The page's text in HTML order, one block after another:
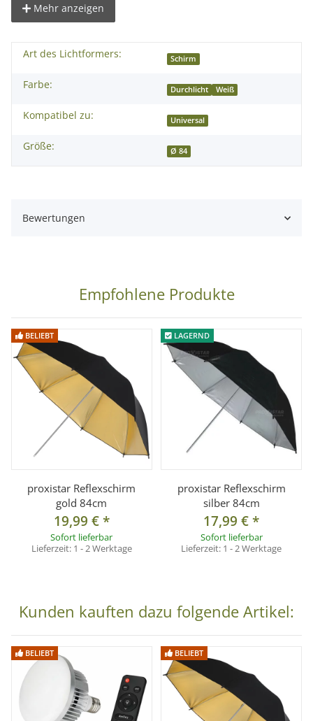
° benötigt wenig Stauraum
Lieferumfang:
1x proxistar Durchlichtschirm weiß 84 cm
Mehr anzeigen
Art des Lichtformers: Schirm
Farbe: Durchlicht Weiß
Kompatibel zu: Universal
Größe: Ø 84
Bewertungen
Empfohlene Produkte
BELIEBT
proxistar Reflexschirm
gold 84cm
19,99 €*
Sofort lieferbar
Lieferzeit: 1 - 2 Werktage
LAGERND
proxistar Reflexschirm
silber 84cm
17,99 €*
Sofort lieferbar
Lieferzeit: 1 - 2 Werktage
Kunden kauften dazu folgende Artikel:
BELIEBT BELIEBT